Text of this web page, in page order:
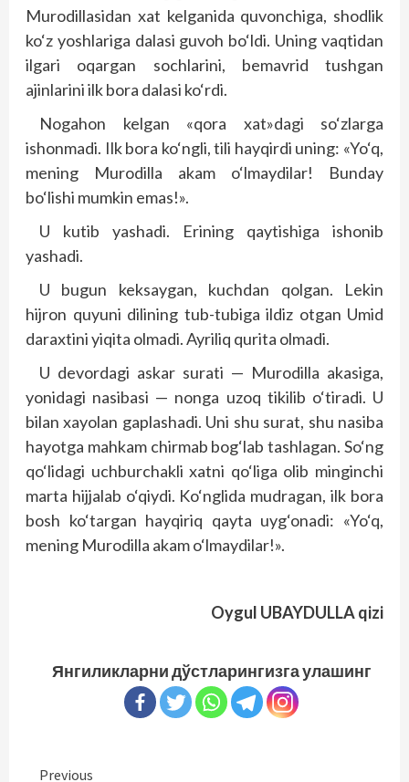
Murodillasidan xat kelganida quvonchiga, shodlik
ko‘z yoshlariga dalasi guvoh bo‘ldi. Uning vaqtidan
ilgari oqargan sochlarini, bemavrid tushgan
ajinlarini ilk bora dalasi ko‘rdi.
Nogahon kelgan «qora xat»dagi so‘zlarga
ishonmadi. Ilk bora ko‘ngli, tili hayqirdi uning: «Yo‘q,
mening Murodilla akam o‘lmaydilar! Bunday
bo‘lishi mumkin emas!».
U kutib yashadi. Erining qaytishiga ishonib
yashadi.
U bugun keksaygan, kuchdan qolgan. Lekin
hijron quyuni dilining tub-tubiga ildiz otgan Umid
daraxtini yiqita olmadi. Ayriliq qurita olmadi.
U devordagi askar surati — Murodilla akasiga,
yonidagi nasibasi — nonga uzoq tikilib o‘tiradi. U
bilan xayolan gaplashadi. Uni shu surat, shu nasiba
hayotga mahkam chirmab bog‘lab tashlagan. So‘ng
qo‘lidagi uchburchakli xatni qo‘liga olib minginchi
marta hijjalab o‘qiydi. Ko‘nglida mudragan, ilk bora
bosh ko‘targan hayqiriq qayta uyg‘onadi: «Yo‘q,
mening Murodilla akam o‘lmaydilar!».
Oygul UBAYDULLA qizi
Янгиликларни дўстларингизга улашинг
Previous